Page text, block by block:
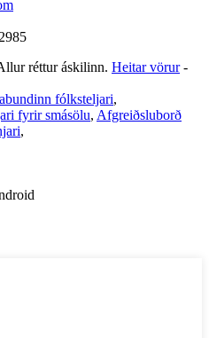
réttur áskilinn. Heitar vörur-
fólksteljari,
fyrir smásölu, Afgreiðsluborð
,